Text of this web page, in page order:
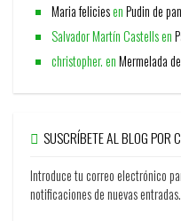
Maria feliciesenPudin de pan
Salvador Martín Castellsen
christopher.enMermelada
SUSCRÍBETE AL BLOG POR
Introduce tu correo electrónico
notificaciones de nuevas entradas.